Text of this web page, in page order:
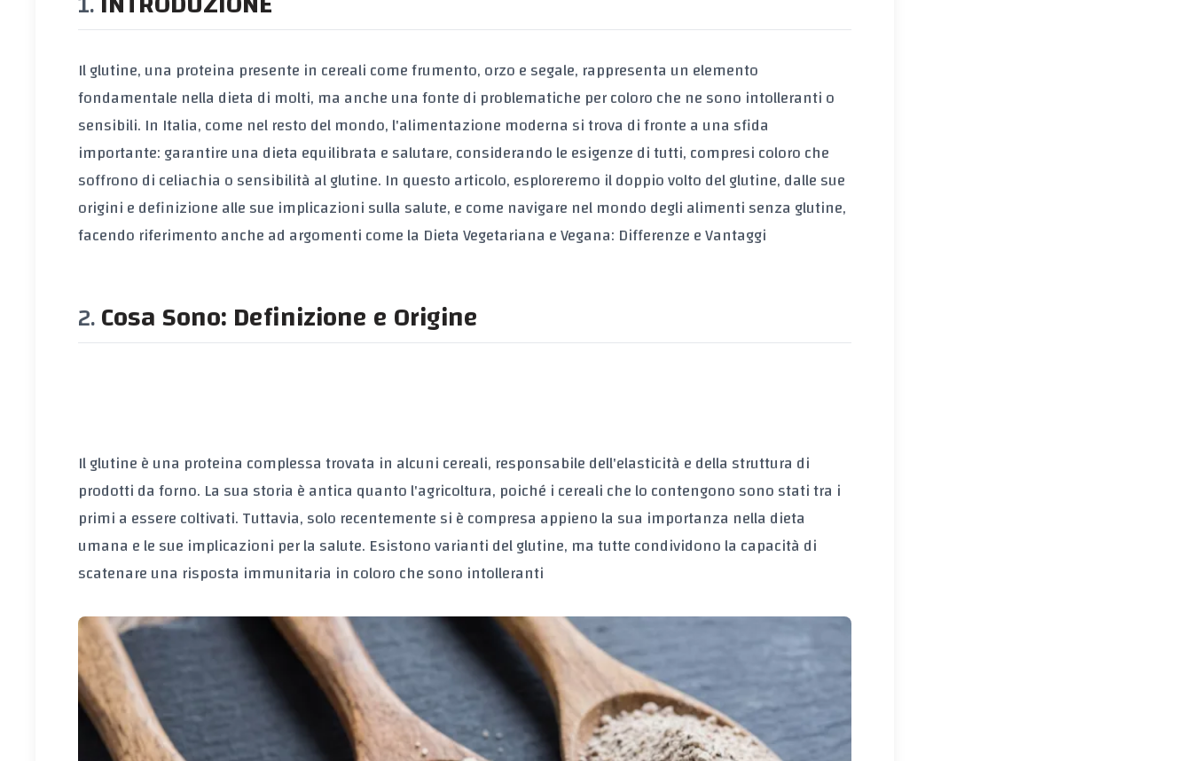
Il glutine, una proteina presente in cereali come frumento, orzo e segale, rappresenta un elemento
fondamentale nella dieta di molti, ma anche una fonte di problematiche per coloro che ne sono intolleranti o
sensibili. In Italia, come nel resto del mondo, l'alimentazione moderna si trova di fronte a una sfida
importante: garantire una dieta equilibrata e salutare, considerando le esigenze di tutti, compresi coloro che
soffrono di celiachia o sensibilità al glutine. In questo articolo, esploreremo il doppio volto del glutine, dalle sue
origini e definizione alle sue implicazioni sulla salute, e come navigare nel mondo degli alimenti senza glutine,
facendo riferimento anche ad argomenti come la Dieta Vegetariana e Vegana: Differenze e Vantaggi
Cosa Sono: Definizione e Origine
Il glutine è una proteina complessa trovata in alcuni cereali, responsabile dell'elasticità e della struttura di
prodotti da forno. La sua storia è antica quanto l'agricoltura, poiché i cereali che lo contengono sono stati tra i
primi a essere coltivati. Tuttavia, solo recentemente si è compresa appieno la sua importanza nella dieta
umana e le sue implicazioni per la salute. Esistono varianti del glutine, ma tutte condividono la capacità di
scatenare una risposta immunitaria in coloro che sono intolleranti